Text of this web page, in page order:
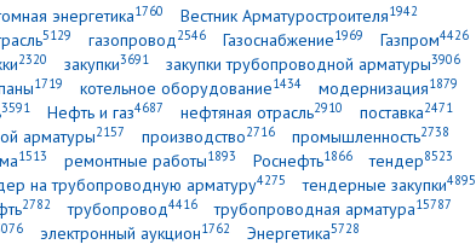
энергетика1760 Вестник Арматуростроителя1942
5129 газопровод2546 Газоснабжение1969 Газпром4426
2320 закупки3691 закупки трубопроводной арматуры3906
1719 котельное оборудование1434 модернизация1879
3591 Нефть и газ4687 нефтяная отрасль2910 поставка2471
арматуры2157 производство2716 промышленность2738
1513 ремонтные работы1893 Роснефть1866 тендер8523
на трубопроводную арматуру4275 тендерные закупки4895
2782 трубопровод4416 трубопроводная арматура15787
электронный аукцион1762 Энергетика5728